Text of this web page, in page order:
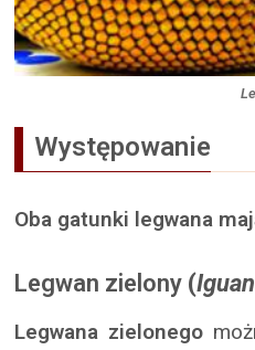
Występowanie
Oba gatunki legwana
Legwan zielony (
Legwana zielonego